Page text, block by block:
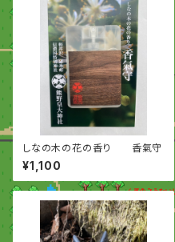
しなの木の花の香り 香氣守
¥1,100